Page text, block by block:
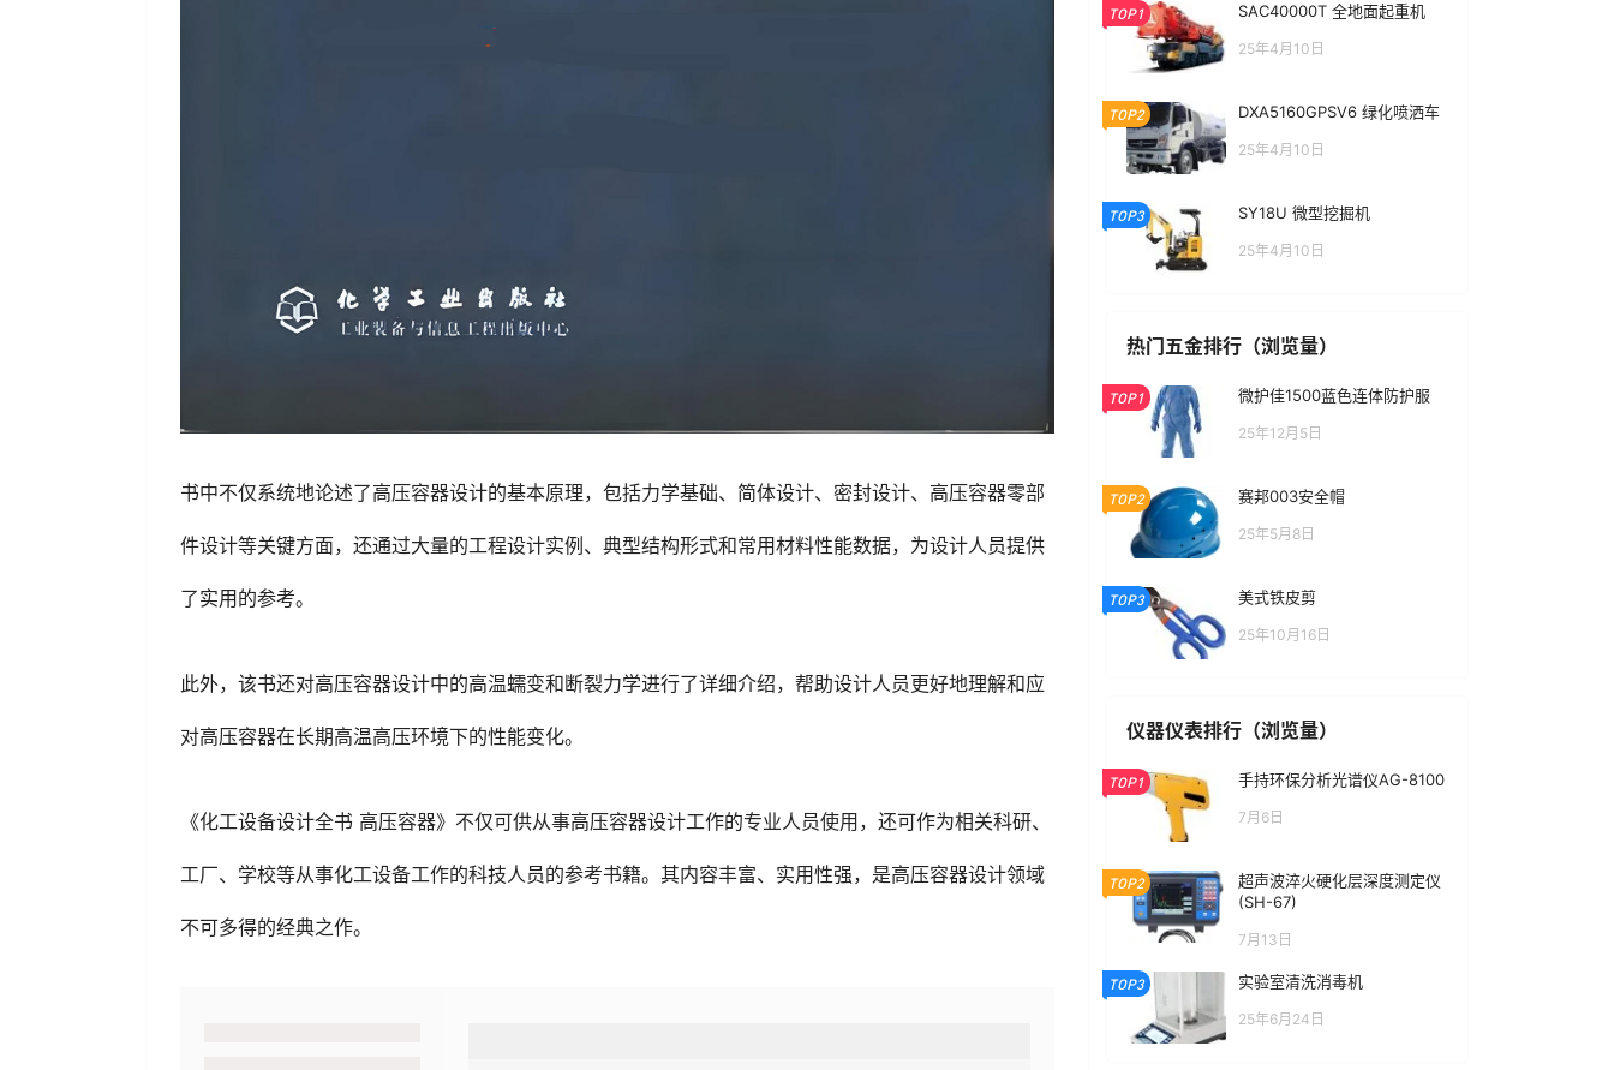
书中不仅系统地论述了高压容器设计的基本原理，包括力学基础、简体设计、密封设计、高压容器零部
件设计等关键方面，还通过大量的工程设计实例、典型结构形式和常用材料性能数据，为设计人员提供
了实用的参考。
此外，该书还对高压容器设计中的高温蠕变和断裂力学进行了详细介绍，帮助设计人员更好地理解和应
对高压容器在长期高温高压环境下的性能变化。
《化工设备设计全书 高压容器》不仅可供从事高压容器设计工作的专业人员使用，还可作为相关科研、
工厂、学校等从事化工设备工作的科技人员的参考书籍。其内容丰富、实用性强，是高压容器设计领域
不可多得的经典之作。
TOP1 SAC40000T 全地面起重机
25年4月10日
TOP2 DXA5160GPSV6 绿化喷洒车
25年4月10日
TOP3 SY18U 微型挖掘机
25年4月10日
热门五金排行（浏览量）
TOP1 微护佳1500蓝色连体防护服
25年12月5日
TOP2 赛邦003安全帽
25年5月8日
TOP3 美式铁皮剪
25年10月16日
仪器仪表排行（浏览量）
TOP1 手持环保分析光谱仪AG-8100
7月6日
TOP2
超声波淬火硬化层深度测定仪
(SH-67)
7月13日
TOP3 实验室清洗消毒机
25年6月24日